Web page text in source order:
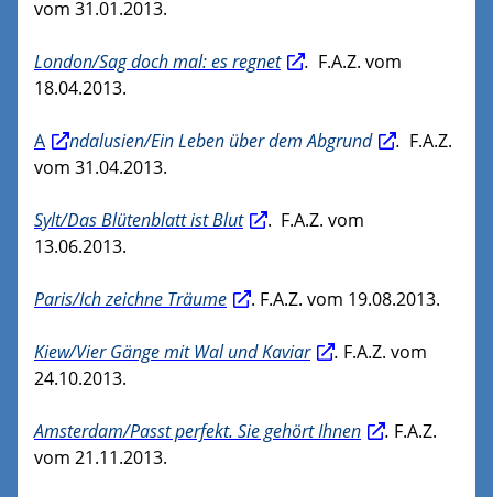
vom 31.01.2013.
London/Sag doch mal: es regnet . F.A.Z. vom
18.04.2013.
A ndalusien/Ein Leben über dem Abgrund . F.A.Z.
vom 31.04.2013.
Sylt/Das Blütenblatt ist Blut
. F.A.Z. vom
13.06.2013.
Paris/Ich zeichne Träume . F.A.Z. vom 19.08.2013.
Kiew/Vier Gänge mit Wal und Kaviar . F.A.Z. vom
24.10.2013.
Amsterdam/Passt perfekt. Sie gehört Ihnen . F.A.Z.
vom 21.11.2013.